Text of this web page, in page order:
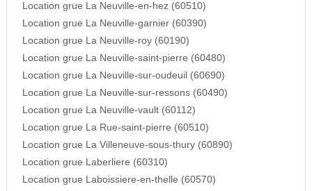
Location grue La Neuville-en-hez (60510)
Location grue La Neuville-garnier (60390)
Location grue La Neuville-roy (60190)
Location grue La Neuville-saint-pierre (60480)
Location grue La Neuville-sur-oudeuil (60690)
Location grue La Neuville-sur-ressons (60490)
Location grue La Neuville-vault (60112)
Location grue La Rue-saint-pierre (60510)
Location grue La Villeneuve-sous-thury (60890)
Location grue Laberliere (60310)
Location grue Laboissiere-en-thelle (60570)